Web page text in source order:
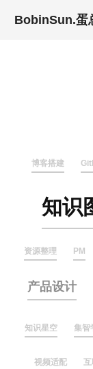
BobinSun.蛋
博客搭建
知识
资源整理 PM
产品设计
知识星空 集智
视频适配 互